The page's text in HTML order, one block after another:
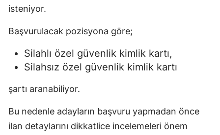
isteniyor.
Başvurulacak pozisyona göre;
Silahlı özel güvenlik kimlik kartı,
Silahsız özel güvenlik kimlik kartı
şartı aranabiliyor.
Bu nedenle adayların başvuru yapmadan önce
ilan detaylarını dikkatlice incelemeleri önem